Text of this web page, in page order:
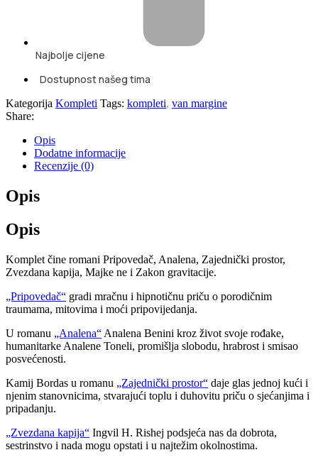
Najbolje cijene
Dostupnost našeg tima
Kategorija Kompleti Tags: kompleti, van margine
Share:
Opis
Dodatne informacije
Recenzije (0)
Opis
Opis
Komplet čine romani Pripovedač, Analena, Zajednički prostor,
Zvezdana kapija, Majke ne i Zakon gravitacije.
„Pripovedač“ gradi mračnu i hipnotičnu priču o porodičnim
traumama, mitovima i moći pripovijedanja.
U romanu „Analena“ Analena Benini kroz život svoje rođake,
humanitarke Analene Toneli, promišlja slobodu, hrabrost i smisao
posvećenosti.
Kamij Bordas u romanu „Zajednički prostor“ daje glas jednoj kući i
njenim stanovnicima, stvarajući toplu i duhovitu priču o sjećanjima i
pripadanju.
„Zvezdana kapija“ Ingvil H. Rishej podsjeća nas da dobrota,
sestrinstvo i nada mogu opstati i u najtežim okolnostima.